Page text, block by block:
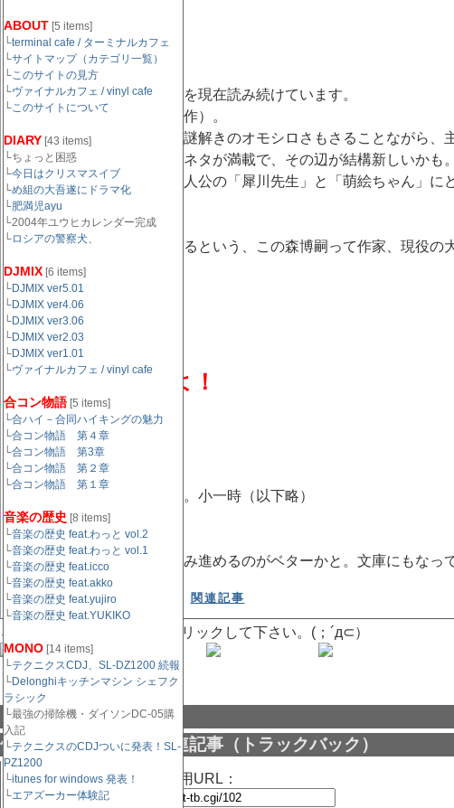
ABOUT [5 items]
└terminal cafe / ターミナルカフェ
└サイトマップ（カテゴリ一覧）
└このサイトの見方
└ヴァイナルカフェ / vinyl cafe
└このサイトについて
DIARY [43 items]
└ちょっと困惑
└今日はクリスマスイブ
└め組の大吾遂にドラマ化
└肥満児ayu
└2004年ユウヒカレンダー完成
└ロシアの警察犬、
DJMIX [6 items]
└DJMIX ver5.01
└DJMIX ver4.06
└DJMIX ver3.06
└DJMIX ver2.03
└DJMIX ver1.01
└ヴァイナルカフェ / vinyl cafe
合コン物語 [5 items]
└合ハイ－合同ハイキングの魅力
└合コン物語 第４章
└合コン物語 第3章
└合コン物語 第２章
└合コン物語 第１章
音楽の歴史 [8 items]
└音楽の歴史 feat.わっと vol.2
└音楽の歴史 feat.わっと vol.1
└音楽の歴史 feat.icco
└音楽の歴史 feat.akko
└音楽の歴史 feat.yujiro
└音楽の歴史 feat.YUKIKO
MONO [14 items]
└テクニクスCDJ、SL-DZ1200 続報
└Delonghiキッチンマシン シェフク
ラシック
└最強の掃除機・ダイソンDC-05購
入記
└テクニクスのCDJついに発表！SL-
PZ1200
└itunes for windows 発表！
└エアズーカー体験記
すべてがＦになる
この森博嗣って作家の作品を現在読み続けています。
これが第一作目（デビュー作）。
ミステリ系なんだけども、謎解きのオモシロさもさることながら、
そしてとてつもなく理系なネタが満載で、その辺が結構新しいかも
とにかく読み進める内に主人公の「犀川先生」と「萌絵ちゃん」に
年間１０冊以上を書き上げるという、この森博嗣って作家、現役の
つうか、
作家は片手間かよ！
と問いたい。問い詰めたい。小一時（以下略）
とりあえず、第一巻から読み進めるのがベターかと。文庫にもなっ
July 6, 2003 07:09 PM | 関連記事
↓記事がもし面白かったらクリックして下さい。(；´д⊂）
コメント
他サイトよりの参照関連記事（トラックバック）
この記事のトラックバック用URL：